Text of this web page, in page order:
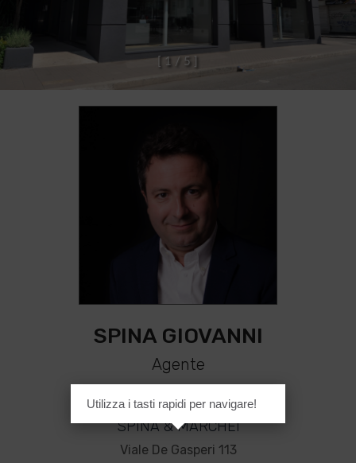
1 / 5
SPINA GIOVANNI
Agente
Mi trovi presso:
SPINA & MARCHEI
Viale De Gasperi 113
Utilizza i tasti rapidi per navigare!